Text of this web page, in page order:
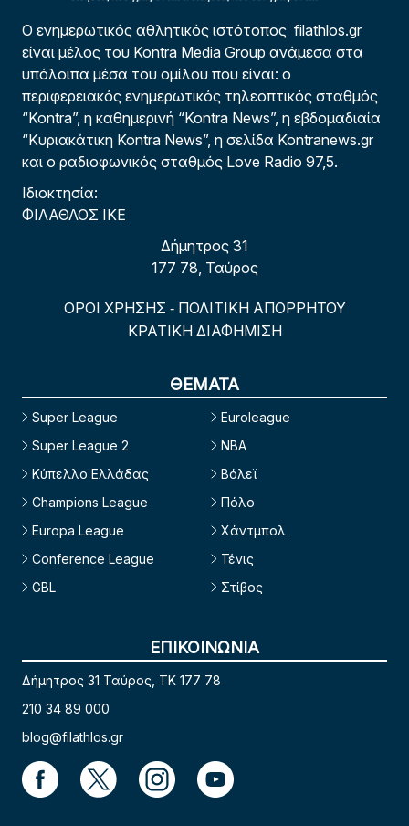
Ο ενημερωτικός αθλητικός ιστότοπος filathlos.gr
είναι μέλος του Kontra Media Group ανάμεσα στα
υπόλοιπα μέσα του ομίλου που είναι: ο
περιφερειακός ενημερωτικός τηλεοπτικός σταθμός
“Kontra”, η καθημερινή “Kontra News”, η εβδομαδιαία
“Κυριακάτικη Kontra News”, η σελίδα Kontranews.gr
και ο ραδιοφωνικός σταθμός Love Radio 97,5.
Ιδιοκτησία:
ΦΙΛΑΘΛΟΣ ΙΚΕ
Δήμητρος 31
177 78, Ταύρος
ΟΡΟΙ ΧΡΗΣΗΣ - ΠΟΛΙΤΙΚΗ ΑΠΟΡΡΗΤΟΥ
ΚΡΑΤΙΚΗ ΔΙΑΦΗΜΙΣΗ
ΘΕΜΑΤΑ
Super League
Super League 2
Κύπελλο Ελλάδας
Champions League
Europa League
Conference League
GBL
Euroleague
NBA
Βόλεϊ
Πόλο
Χάντμπολ
Τένις
Στίβος
ΕΠΙΚΟΙΝΩΝΙΑ
Δήμητρος 31 Ταύρος, TK 177 78
210 34 89 000
blog@filathlos.gr